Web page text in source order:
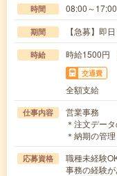
時間 08:00～
期間 【急募】即
時給 時給1500円
交通費
全額支給
仕事内容
営業事務
＊注文デー
＊納期の管
応募資格
職種未経験
事務の経験